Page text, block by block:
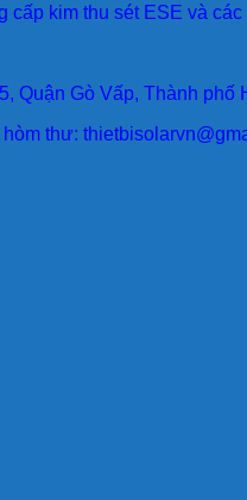
cấp kim thu sét ESE và
Quận Gò Vấp, Thành phố
thư: